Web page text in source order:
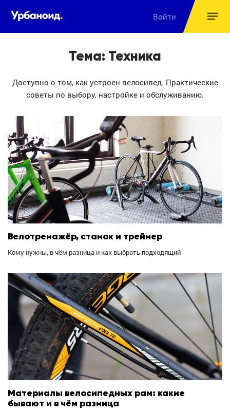
Войти
Тема: Техника
Доступно о том, как устроен велосипед. Практические
советы по выбору, настройке и обслуживанию.
Велотренажёр, станок и трейнер
Кому нужны, в чём разница и как выбрать подходящий
Материалы велосипедных рам: какие
бывают и в чём разница